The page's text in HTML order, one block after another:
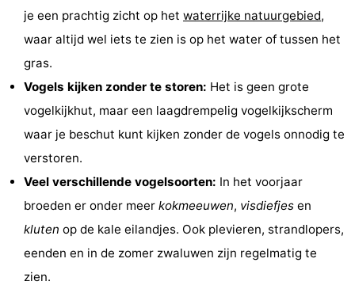
Kerken
Vuurtorens
Uitkijkpunten
Attracties
Speeltuinen
Binnenspeeltuinen
-
Bowlen
Wellness
centra
Dorpen
je een prachtig zicht op het waterrijke natuurgebied,
waar altijd wel iets te zien is op het water of tussen het
gras.
Vogels kijken zonder te storen: Het is geen grote
vogelkijkhut, maar een laagdrempelig vogelkijkscherm
waar je beschut kunt kijken zonder de vogels onnodig te
verstoren.
Veel verschillende vogelsoorten: In het voorjaar
broeden er onder meer kokmeeuwen, visdiefjes en
kluten op de kale eilandjes. Ook plevieren, strandlopers,
eenden en in de zomer zwaluwen zijn regelmatig te
zien.